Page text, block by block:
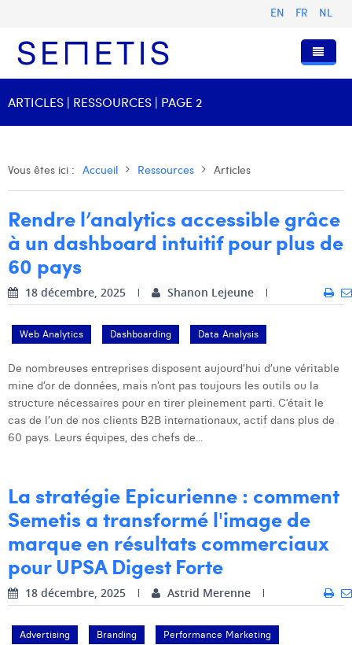
EN FR NL
Services
Digital Business Intelligence
Technologie
Formations
Notre histoire
L'équipe
Anouk Allegaert
Arthur Collard
Charlie Deschamps
Dhan Claes
Diane Tremouroux
Edouard Polet
Eliott Pousset
Hanne Van Loock
Janne Beke
Jonas Geiregat
Nos valeurs
Omnicom Media Group
Ressources
Articles
Présentations et Cas
Communiqués de presse
Clients
Rejoignez-nous
Digital Business Consultant NL
Digital Business Intern
Contact
ARTICLES | RESSOURCES | PAGE 2
Vous êtes ici : Accueil Ressources Articles
Rendre l’analytics accessible grâce
à un dashboard intuitif pour plus de
60 pays
18 décembre, 2025 Shanon Lejeune
Web Analytics Dashboarding Data Analysis
De nombreuses entreprises disposent aujourd’hui d’une véritable
mine d’or de données, mais n’ont pas toujours les outils ou la
structure nécessaires pour en tirer pleinement parti. C’était le
cas de l’un de nos clients B2B internationaux, actif dans plus de
60 pays. Leurs équipes, des chefs de...
La stratégie Epicurienne : comment
Semetis a transformé l'image de
marque en résultats commerciaux
pour UPSA Digest Forte
18 décembre, 2025 Astrid Merenne
Advertising Branding Performance Marketing